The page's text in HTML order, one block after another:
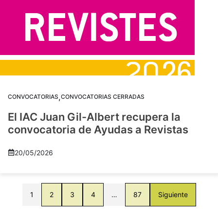
CONVOCATORIAS,CONVOCATORIAS CERRADAS
El IAC Juan Gil-Albert recupera la
convocatoria de Ayudas a Revistas
20/05/2026
1 2 3 4 … 87 Siguiente